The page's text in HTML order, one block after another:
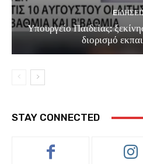
Υπουργείο Παιδείας:
διορισμό
STAY CONNECTED